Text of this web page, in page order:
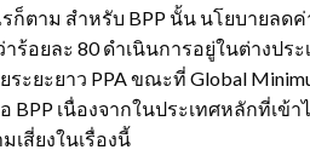
ก็ตาม สำหรับ BPP นั้น นโยบายลด
อยละ 80 ดำเนินการอยู่ในต่างปร
ยะยาว PPA ขณะที่ Global
BPP เนื่องจากในประเทศหลักที่เข้
เสี่ยงในเรื่องนี้